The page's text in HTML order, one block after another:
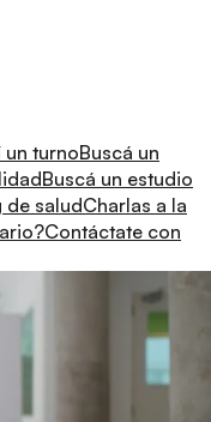
un turnoBuscá un
Buscá un estudio
de saludCharlas a la
Contáctate con